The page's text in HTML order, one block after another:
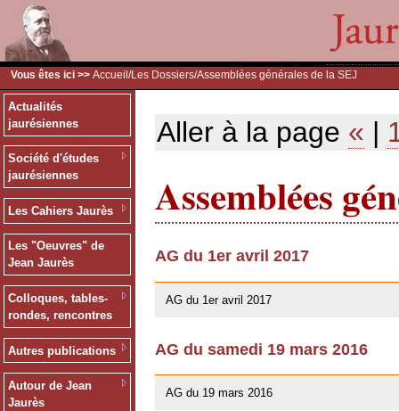
Vous êtes ici >> Accueil /Les Dossiers/Assemblées générales de la SEJ
Actualités
jaurésiennes
Société d'études
jaurésiennes
Les Cahiers Jaurès
Les "Oeuvres" de
Jean Jaurès
Colloques, tables-
rondes, rencontres
Autres publications
Autour de Jean
Jaurès
Aller à la page « |
Assemblées
AG du 1er avril 2017
AG du 1er avril 2017
AG du samedi 19 mars 2016
AG du 19 mars 2016